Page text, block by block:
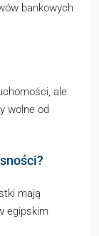
bankowych
ale
wolne od
mają
egipskim